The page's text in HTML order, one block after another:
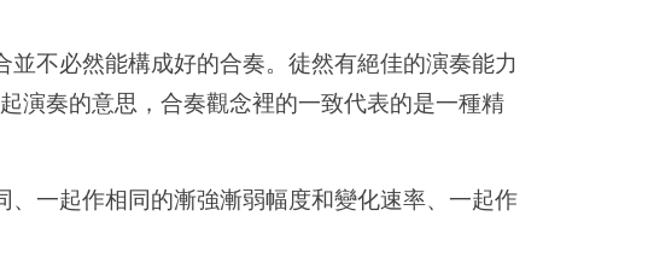
不必然能構成好的合奏。徒然有絕佳的演奏能力
演奏的意思，合奏觀念裡的一致代表的是一種精
一起作相同的漸強漸弱幅度和變化速率、一起作